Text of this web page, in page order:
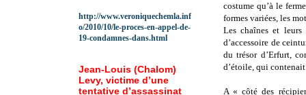
costume qu’à le
formes variées, les
Les chaînes et leurs
d’accessoire de
du trésor d’Erfurt,
d’étoile, qui
A « côté des
http://www.veroniquechemla.inf
o/2010/10/le-proces-en-appel-de-
19-condamnes-dans.html
Jean-Louis (Chalom)
Levy, victime d’une
tentative d’assassinat